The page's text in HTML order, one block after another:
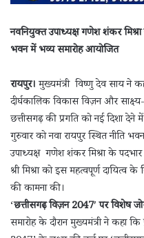
नवनियुक्त उपाध्यक्ष गणेश शंकर मिश्रा
भवन में भव्य समारोह आयोजित
रायपुर। मुख्यमंत्री विष्णु देव साय ने
दीर्घकालिक विकास विज़न और
छत्तीसगढ़ की प्रगति को नई दिशा देने
गुरुवार को नवा रायपुर स्थित नीति
उपाध्यक्ष गणेश शंकर मिश्रा के पदभार
श्री मिश्रा को इस महत्वपूर्ण
की कामना की।
‘छत्तीसगढ़ विज़न 2047′ पर विशेष
समारोह के दौरान मुख्यमंत्री ने कहा कि